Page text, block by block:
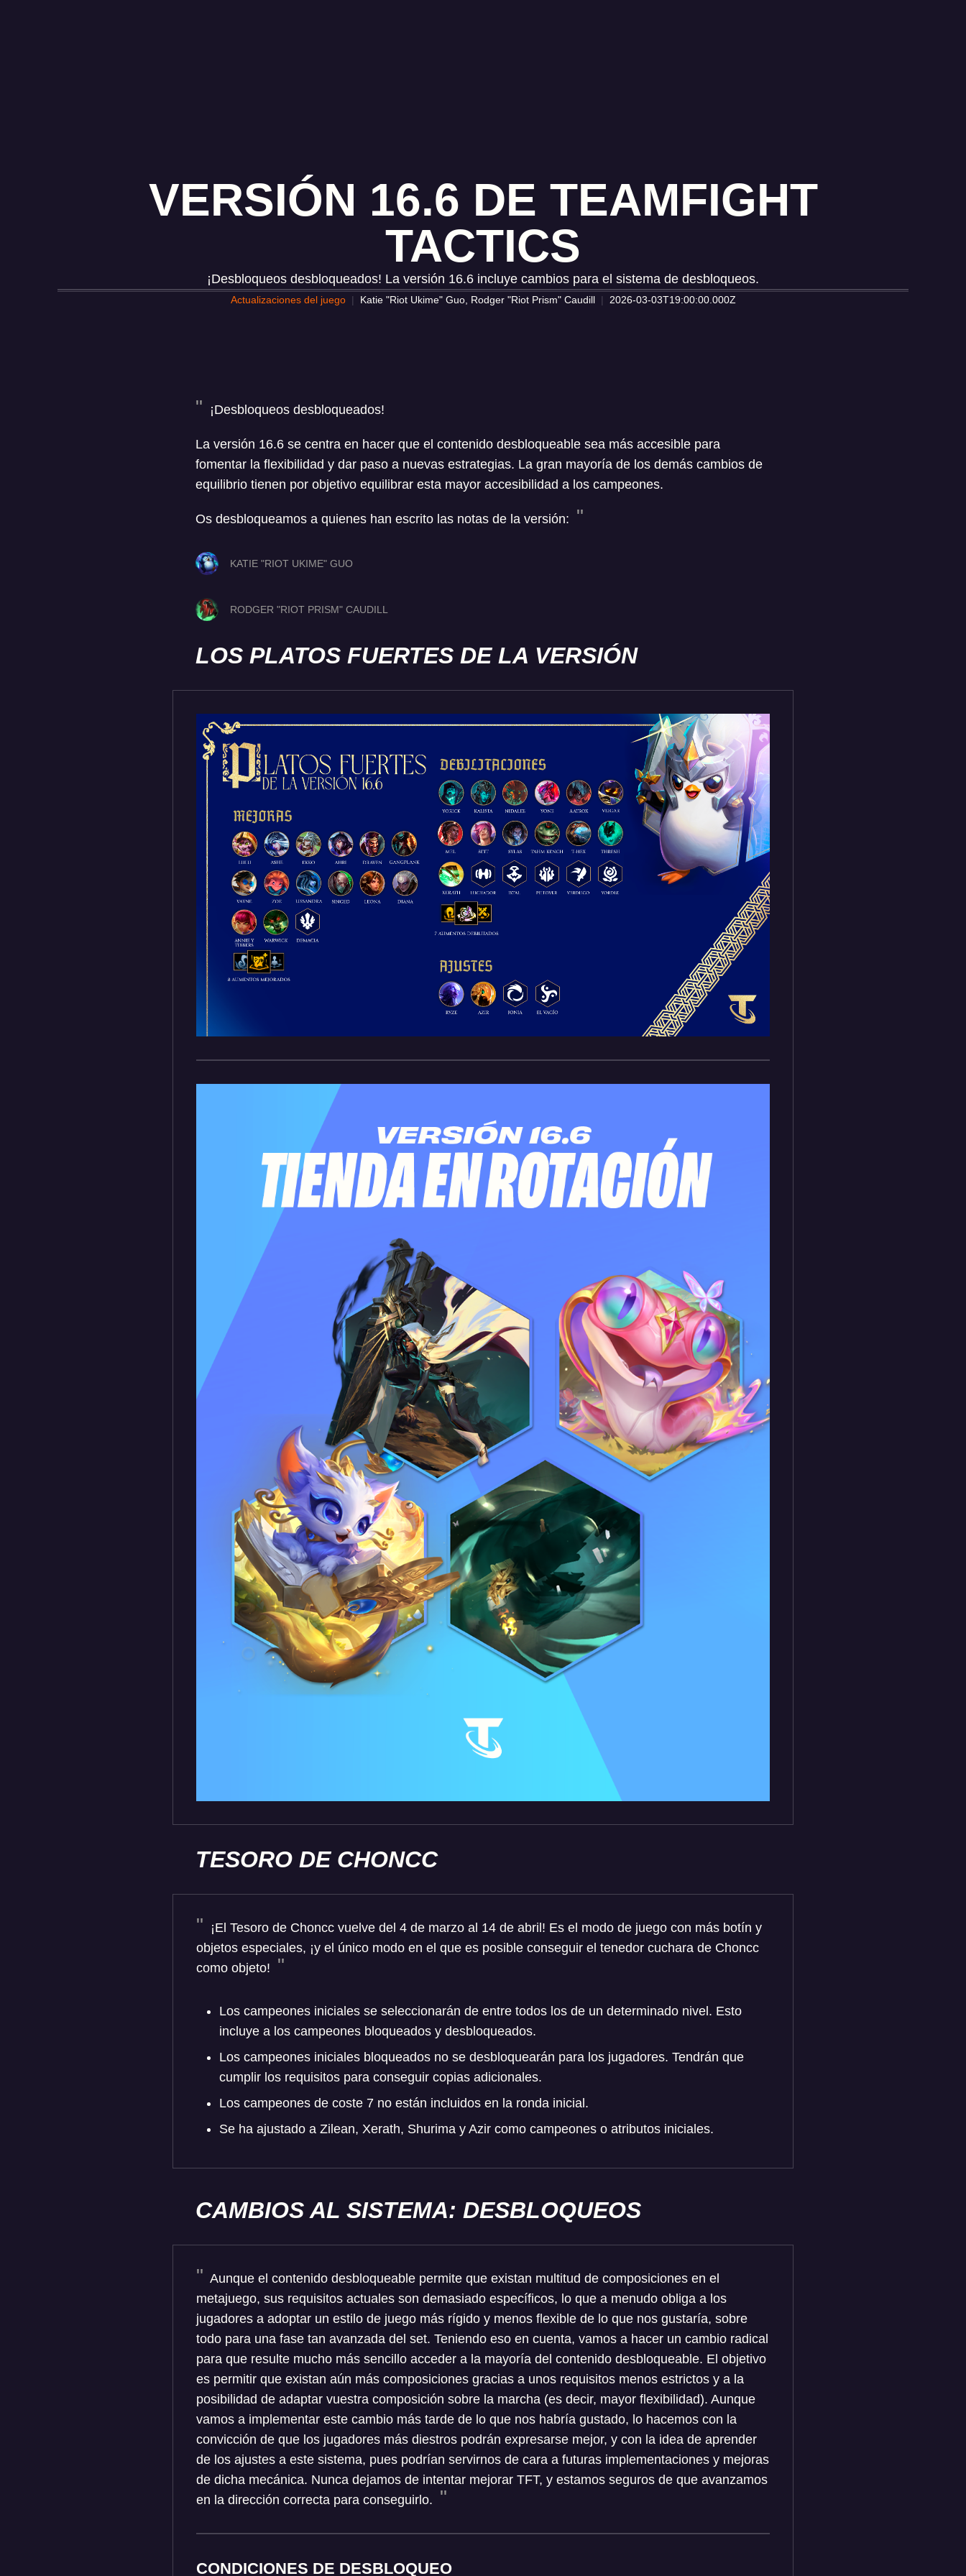
VERSIÓN 16.6 DE TEAMFIGHT
TACTICS
¡Desbloqueos desbloqueados! La versión 16.6 incluye cambios para el sistema de desbloqueos.
Actualizaciones del juego Katie "Riot Ukime" Guo, Rodger "Riot Prism" Caudill 2026-03-03T19:00:00.000Z
¡Desbloqueos desbloqueados!
La versión 16.6 se centra en hacer que el contenido desbloqueable sea más accesible para
fomentar la flexibilidad y dar paso a nuevas estrategias. La gran mayoría de los demás cambios de
equilibrio tienen por objetivo equilibrar esta mayor accesibilidad a los campeones.
Os desbloqueamos a quienes han escrito las notas de la versión:
KATIE "RIOT UKIME" GUO
RODGER "RIOT PRISM" CAUDILL
LOS PLATOS FUERTES DE LA VERSIÓN
TESORO DE CHONCC
¡El Tesoro de Choncc vuelve del 4 de marzo al 14 de abril! Es el modo de juego con más botín y
objetos especiales, ¡y el único modo en el que es posible conseguir el tenedor cuchara de Choncc
como objeto!
Los campeones iniciales se seleccionarán de entre todos los de un determinado nivel. Esto
incluye a los campeones bloqueados y desbloqueados.
Los campeones iniciales bloqueados no se desbloquearán para los jugadores. Tendrán que
cumplir los requisitos para conseguir copias adicionales.
Los campeones de coste 7 no están incluidos en la ronda inicial.
Se ha ajustado a Zilean, Xerath, Shurima y Azir como campeones o atributos iniciales.
CAMBIOS AL SISTEMA: DESBLOQUEOS
Aunque el contenido desbloqueable permite que existan multitud de composiciones en el
metajuego, sus requisitos actuales son demasiado específicos, lo que a menudo obliga a los
jugadores a adoptar un estilo de juego más rígido y menos flexible de lo que nos gustaría, sobre
todo para una fase tan avanzada del set. Teniendo eso en cuenta, vamos a hacer un cambio radical
para que resulte mucho más sencillo acceder a la mayoría del contenido desbloqueable. El objetivo
es permitir que existan aún más composiciones gracias a unos requisitos menos estrictos y a la
posibilidad de adaptar vuestra composición sobre la marcha (es decir, mayor flexibilidad). Aunque
vamos a implementar este cambio más tarde de lo que nos habría gustado, lo hacemos con la
convicción de que los jugadores más diestros podrán expresarse mejor, y con la idea de aprender
de los ajustes a este sistema, pues podrían servirnos de cara a futuras implementaciones y mejoras
de dicha mecánica. Nunca dejamos de intentar mejorar TFT, y estamos seguros de que avanzamos
en la dirección correcta para conseguirlo.
CONDICIONES DE DESBLOQUEO